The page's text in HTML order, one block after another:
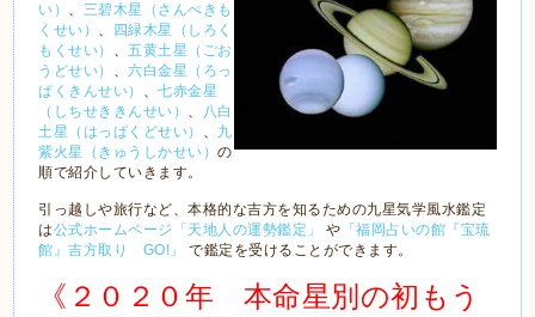
い） 、 三碧木星（さんぺきも
くせい） 、
四緑木星（しろく
もくせい） 、五黄土星（ごお
うどせい） 、六白金星（ろっ
ぱくきんせい） 、七赤金星
（しちせききんせい） 、 八白
土星（はっぱくどせい） 、 九
紫火星（きゅうしかせい）の
順で紹介していきます。
引っ越しや旅行など、本格的な吉方を知るための九星気学風水鑑定
は公式ホームページ「天地人の運勢鑑定」 や 「福岡占いの館『宝琉
館』吉方取り GO!」
で鑑定を受けることができます。
《２０２０年 本命星別の初もう